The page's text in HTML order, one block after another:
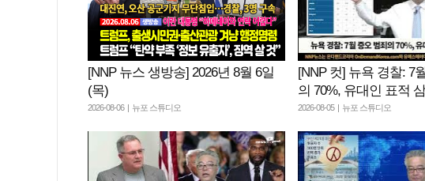
[NNP 뉴스 생방송] 2026년 8월 6일
(목)
2026-08-06 | 뉴포 스튜디오
[NNP 컷] 뉴욕 경찰: 7
의 70%, 유대인 표적
2026-08-05 | 뉴포 스튜디오